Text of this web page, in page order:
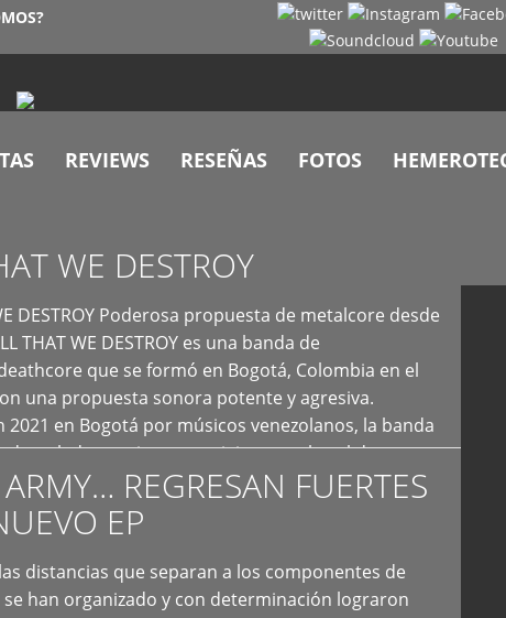
REVIEWS RESEÑAS FOTOS
WE DESTROY
DESTROY Poderosa propuesta de metalcore desde
THAT WE DESTROY es una banda de
que se formó en Bogotá, Colombia en el
una propuesta sonora potente y agresiva.
2021 en Bogotá por músicos venezolanos, la banda
demoledores, ritmos vertiginosos y breakdowns
creando […]REGRESAN FUERTES
EP
distancias que separan a los componentes de
se han organizado y con determinación lograron